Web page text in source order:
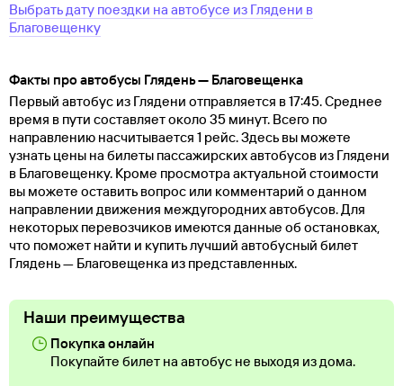
Выбрать дату поездки на автобусе из Глядени в
Благовещенку
Факты про автобусы Глядень — Благовещенка
Первый автобус из Глядени отправляется в 17:45. Среднее
время в пути составляет около 35 минут. Всего по
направлению насчитывается 1 рейс. Здесь вы можете
узнать цены на билеты пассажирских автобусов из Глядени
в Благовещенку. Кроме просмотра актуальной стоимости
вы можете оставить вопрос или комментарий о данном
направлении движения междугородних автобусов. Для
некоторых перевозчиков имеются данные об остановках,
что поможет найти и купить лучший автобусный билет
Глядень — Благовещенка из представленных.
Наши преимущества
Покупка онлайн
Покупайте билет на автобус не выходя из дома.